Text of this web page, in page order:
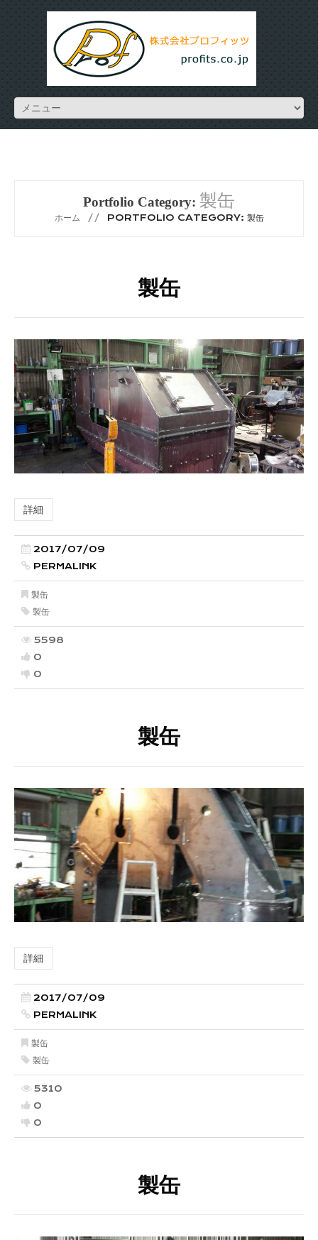
Portfolio Category: 製缶
ホーム PORTFOLIO CATEGORY: 製缶
製缶
詳細
2017/07/09
PERMALINK
製缶
製缶
5598
0
0
製缶
詳細
2017/07/09
PERMALINK
製缶
製缶
5310
0
0
製缶